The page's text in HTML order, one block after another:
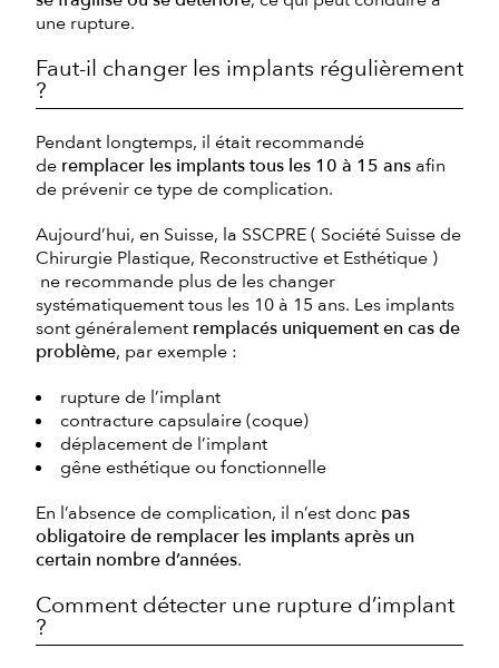
une rupture.
Faut-il changer les implants régulièrement
?
Pendant longtemps, il était recommandé
de remplacer les implants tous les 10 à 15 ans afin
de prévenir ce type de complication.
Aujourd’hui, en Suisse, la SSCPRE ( Société Suisse de
Chirurgie Plastique, Reconstructive et Esthétique )
ne recommande plus de les changer
systématiquement tous les 10 à 15 ans. Les implants
sont généralement remplacés uniquement en cas de
problème, par exemple :
rupture de l’implant
contracture capsulaire (coque)
déplacement de l’implant
gêne esthétique ou fonctionnelle
En l’absence de complication, il n’est donc pas
obligatoire de remplacer les implants après un
certain nombre d’années.
Comment détecter une rupture d’implant
?